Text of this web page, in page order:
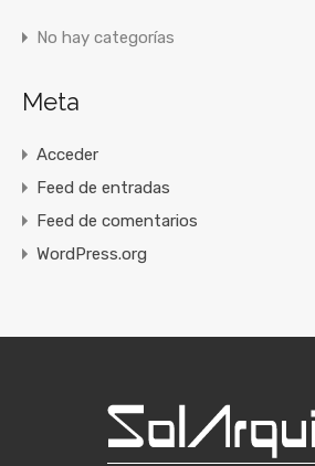
No hay categorías
Meta
Acceder
Feed de entradas
Feed de comentarios
WordPress.org